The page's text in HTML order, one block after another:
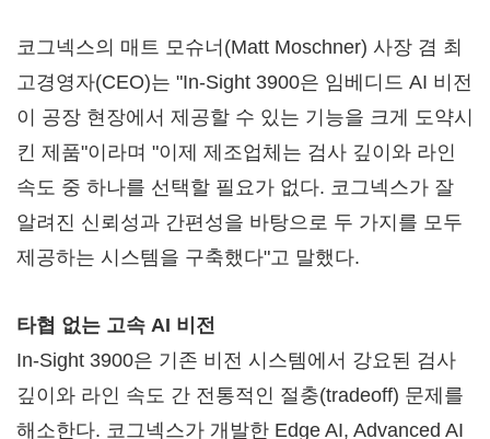
코그넥스의 매트 모슈너(Matt Moschner) 사장 겸 최
고경영자(CEO)는 "In-Sight 3900은 임베디드 AI 비전
이 공장 현장에서 제공할 수 있는 기능을 크게 도약시
킨 제품"이라며 "이제 제조업체는 검사 깊이와 라인
속도 중 하나를 선택할 필요가 없다. 코그넥스가 잘
알려진 신뢰성과 간편성을 바탕으로 두 가지를 모두
제공하는 시스템을 구축했다"고 말했다.
타협 없는 고속 AI 비전
In-Sight 3900은 기존 비전 시스템에서 강요된 검사
깊이와 라인 속도 간 전통적인 절충(tradeoff) 문제를
해소한다. 코그넥스가 개발한 Edge AI, Advanced AI